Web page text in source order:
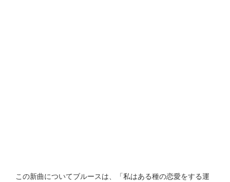
この新曲についてブルースは、「私はある種の恋愛をする運